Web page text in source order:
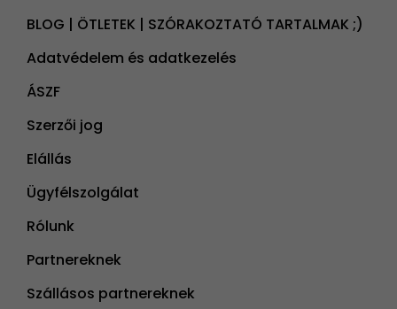
BLOG | ÖTLETEK | SZÓRAKOZTATÓ TARTALMAK ;)
Adatvédelem és adatkezelés
ÁSZF
Szerzői jog
Elállás
Ügyfélszolgálat
Rólunk
Partnereknek
Szállásos partnereknek